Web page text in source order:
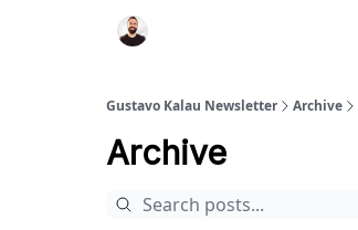
Gustavo Kalau Newsletter Archive
Archive